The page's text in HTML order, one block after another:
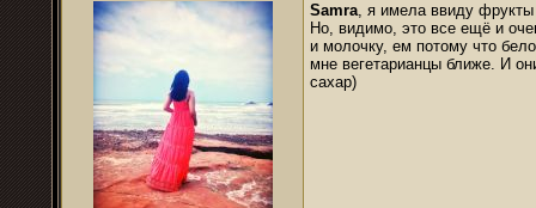
Samra, я имела ввиду
Но, видимо, это все ещё и
и молочку, ем потому что
мне вегетарианцы ближе. И
сахар)